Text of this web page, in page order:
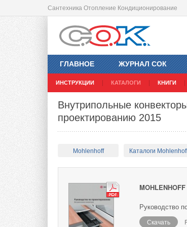
Сантехника Отопление Кондиционирование
ГЛАВНОЕ ЖУРНАЛ СОК
ИНСТРУКЦИИ КАТАЛОГИ КНИГИ
Внутрипольные
проектированию 2015
Mohlenhoff Каталоги
MOHLENHOFF
Руководство
Скачать